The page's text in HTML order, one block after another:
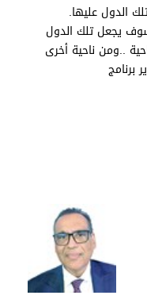
الدول عليها.
يجعل تلك الدول
..ومن ناحية أخرى
برنامج